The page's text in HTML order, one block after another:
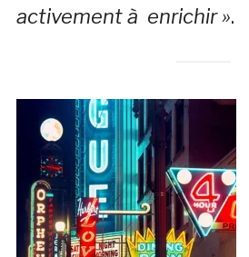
activement à enrichir ».